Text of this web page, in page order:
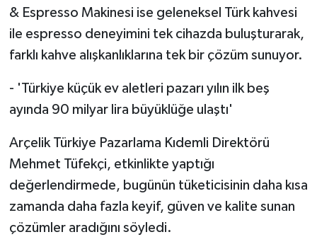
& Espresso Makinesi ise geleneksel Türk kahvesi
ile espresso deneyimini tek cihazda buluşturarak,
farklı kahve alışkanlıklarına tek bir çözüm sunuyor.
- 'Türkiye küçük ev aletleri pazarı yılın ilk beş
ayında 90 milyar lira büyüklüğe ulaştı'
Arçelik Türkiye Pazarlama Kıdemli Direktörü
Mehmet Tüfekçi, etkinlikte yaptığı
değerlendirmede, bugünün tüketicisinin daha kısa
zamanda daha fazla keyif, güven ve kalite sunan
çözümler aradığını söyledi.